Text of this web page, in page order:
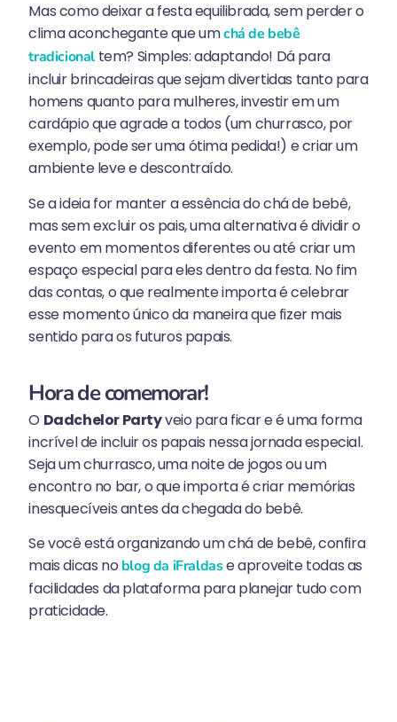
Mas como deixar a festa equilibrada, sem perder o
clima aconchegante que umchá de bebê
tradicional tem? Simples: adaptando! Dá para
incluir brincadeiras que sejam divertidas tanto para
homens quanto para mulheres, investir em um
cardápio que agrade a todos (um churrasco, por
exemplo, pode ser uma ótima pedida!) e criar um
ambiente leve e descontraído.
Se a ideia for manter a essência do chá de bebê,
mas sem excluir os pais, uma alternativa é dividir o
evento em momentos diferentes ou até criar um
espaço especial para eles dentro da festa. No fim
das contas, o que realmente importa é celebrar
esse momento único da maneira que fizer mais
sentido para os futuros papais.
Hora de comemorar!
O Dadchelor Partyveio para ficar e é uma forma
incrível de incluir os papais nessa jornada especial.
Seja um churrasco, uma noite de jogos ou um
encontro no bar, o que importa é criar memórias
inesquecíveis antes da chegada do bebê.
Se você está organizando um chá de bebê, confira
mais dicas no blog da iFraldase aproveite todas as
facilidades da plataforma para planejar tudo com
praticidade.